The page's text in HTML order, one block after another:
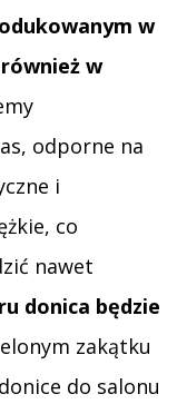
w
w
odporne na
i
co
nawet
donica będzie
zakątku
do salonu